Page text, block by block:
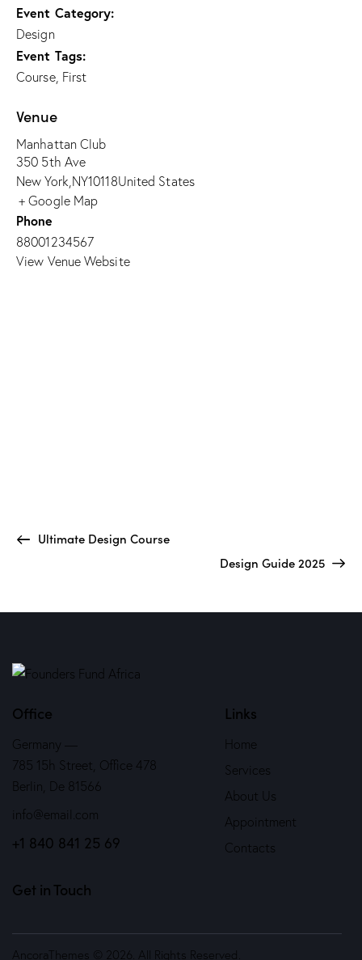
Event Category:
Design
Event Tags:
Course, First
Venue
Manhattan Club
350 5th Ave
New York NY10118United States
+ Google Map
Phone
88001234567
View Venue Website
Ultimate Design Course
Design Guide 2025
Office
Germany —
785 15h Street, Office 478
Berlin, De 81566
info@email.com
+1 840 841 25 69
Links
Home
Services
About Us
Appointment
Contacts
Get in Touch
AncoraThemes © 2026. All Rights Reserved.